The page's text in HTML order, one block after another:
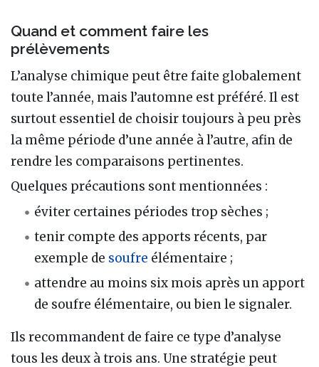
Quand et comment faire les
prélèvements
L’analyse chimique peut être faite globalement
toute l’année, mais l’automne est préféré. Il est
surtout essentiel de choisir toujours à peu près
la même période d’une année à l’autre, afin de
rendre les comparaisons pertinentes.
Quelques précautions sont mentionnées :
éviter certaines périodes trop sèches ;
tenir compte des apports récents, par
exemple de soufre élémentaire ;
attendre au moins six mois après un apport
de soufre élémentaire, ou bien le signaler.
Ils recommandent de faire ce type d’analyse
tous les deux à trois ans. Une stratégie peut